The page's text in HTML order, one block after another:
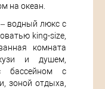
на океан.
водный люкс с
king-size,
комната
и душем,
бассейном с
зоной отдыха,